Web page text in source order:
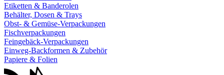
Etiketten & Banderolen
Behälter, Dosen & Trays
Obst- & Gemüse-Verpackungen
Fischverpackungen
Feingebäck-Verpackungen
Einweg-Backformen & Zubehör
Papiere & Folien